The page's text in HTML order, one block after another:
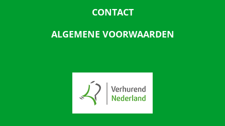
CONTACT
ALGEMENE VOORWAARDEN